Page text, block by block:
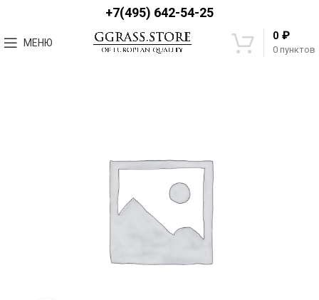
+7(495) 642-54-25
МЕНЮ
0 пунктов
0 ₽